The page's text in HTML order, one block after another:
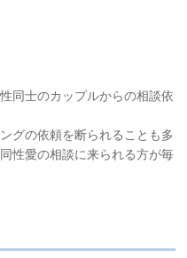
同士のカップルからの相談依
グの依頼を断られることも多
性愛の相談に来られる方が毎